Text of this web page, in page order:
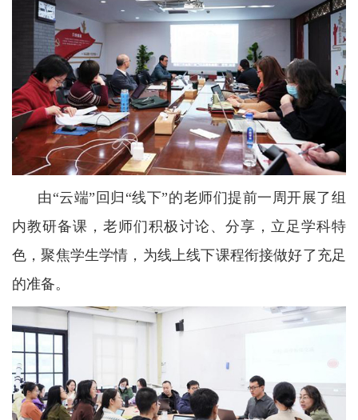
由“云端”回归“线下”的老师们提前一周开展了组
内教研备课，老师们积极讨论、分享，立足学科特
色，聚焦学生学情，为线上线下课程衔接做好了充足
的准备。